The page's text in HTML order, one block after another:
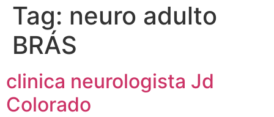
Tag: neuro adulto
BRÁS
clinica neurologista Jd
Colorado